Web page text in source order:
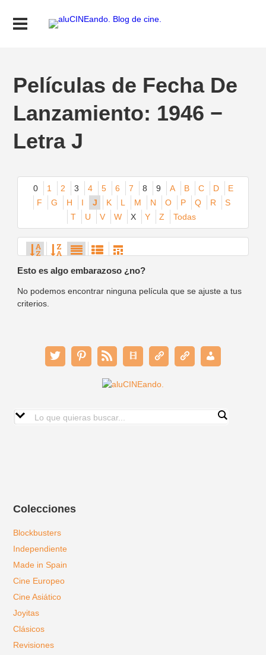
Películas de Fecha De
Lanzamiento: 1946 −
Letra J
0 1 2 3 4 5 6 7 8 9 A B C D
E
F
G H I J K L M N O P Q R
S
T
U V W X Y Z Todas
Esto es algo embarazoso ¿no?
No podemos encontrar ninguna película que se ajuste a tus
criterios.
Colecciones
Blockbusters
Independiente
Made in Spain
Cine Europeo
Cine Asiático
Joyitas
Clásicos
Revisiones